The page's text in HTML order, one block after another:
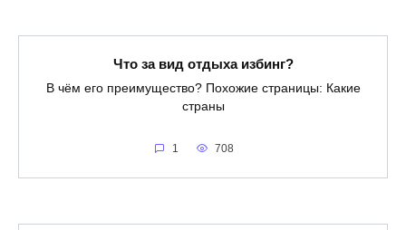
Что за вид отдыха избинг?
В чём его преимущество? Похожие страницы: Какие
страны
1 708